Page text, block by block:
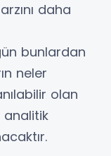
daha
bunlardan
neler
olan
analitik